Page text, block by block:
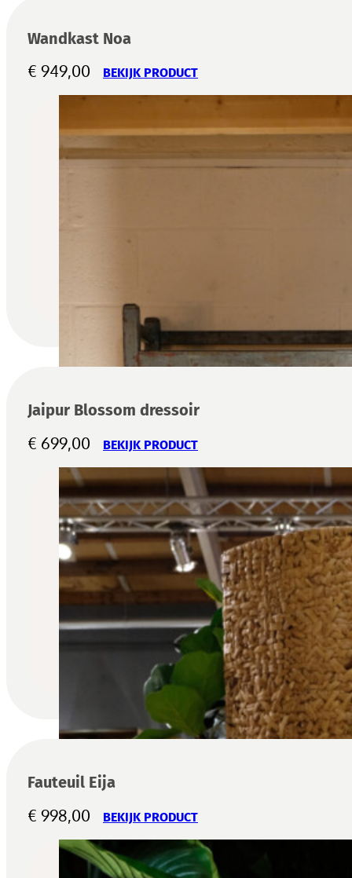
Wandkast Noa
€ 949,00 BEKIJK PRODUCT
Jaipur Blossom dressoir
€ 699,00 BEKIJK PRODUCT
Fauteuil Eija
€ 998,00 BEKIJK PRODUCT